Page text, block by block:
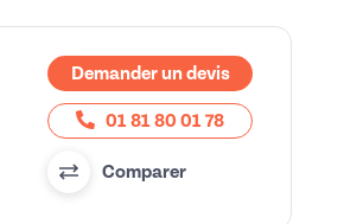
Demander un devis
01 81 80 01 78
Comparer